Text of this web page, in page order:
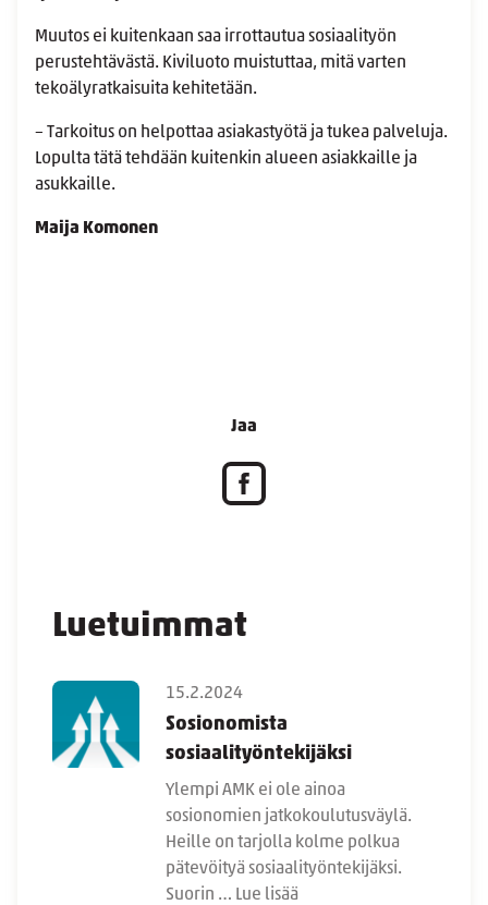
Luetuimmat
15.2.2024
Sosionomista
sosiaalityöntekijäksi
Ylempi AMK ei ole ainoa
sosionomien jatkokoulutusväylä.
Heille on tarjolla kolme polkua
pätevöityä sosiaalityöntekijäksi.
Suorin … Lue lisää
Muutos ei kuitenkaan saa irrottautua sosiaalityön
perustehtävästä. Kiviluoto muistuttaa, mitä varten
tekoälyratkaisuita kehitetään.
– Tarkoitus on helpottaa asiakastyötä ja tukea palveluja.
Lopulta tätä tehdään kuitenkin alueen asiakkaille ja
asukkaille.
Maija Komonen
Jaa